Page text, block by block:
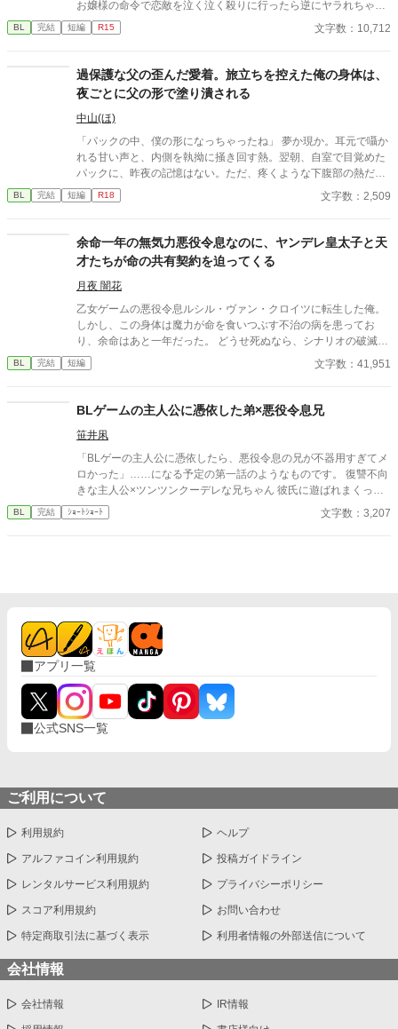
お嬢様の命令で恋敵を泣く泣く殺りに行ったら逆にヤラれちゃっ
た、ちょっとアホな子の話です。 （ムーンライトノベルにも掲載
しています）
BL 完結 短編 R15 文字数：10,712
過保護な父の歪んだ愛着。旅立ちを控えた俺の身体は、
夜ごとに父の形で塗り潰される
中山(ほ)
「パックの中、僕の形になっちゃったね」 夢か現か。耳元で囁か
れる甘い声と、内側を執拗に掻き回す熱。翌朝、自室で目覚めた
パックに、昨夜の記憶はない。ただ、疼くような下腹部の熱だけ
が残っていた。 相談しようと向かった相手こそが、自分を侵食し
ている張本人だとも知らずに、パックは父の部屋の扉を開く。 こ
BL 完結 短編 R18 文字数：2,509
余命一年の無気力悪役令息なのに、ヤンデレ皇太子と天
才たちが命の共有契約を迫ってくる
月夜 闇花
乙女ゲームの悪役令息ルシル・ヴァン・クロイツに転生した俺。
しかし、この身体は魔力が命を食いつぶす不治の病を患ってお
り、余命はあと一年だった。 どうせ死ぬなら、シナリオの破滅フ
ラグを回避し、誰の記憶にも残らず静かに消え去りたい。 そう願
って王太子アルフレッドに婚約破棄を申し出た。 ――だが、それ
るで死人のようだ。……婚約の破棄は認めない」 何も望まず、た
だ消えようとするルシルの儚げな諦観は、逆に攻略対象たちのド
ス黒い支配欲と執着に火をつけてしまう。 ヤンデレ王太子アルフ
レッドの圧倒的な拘束。 実直な騎士ガレッドの盲目的な献身。 天
才魔術師ノアの狂気的な探究。 ルシルが死の淵へ沈み込もうとし
たとき、三人は神の理に逆らう禁忌の魔術を実行する。 それは、
約』だった――。 「君はもう、どこへも行けない。永遠に、私た
BL 完結 短編 文字数：41,951
BLゲームの主人公に憑依した弟×悪役令息兄
笹井凩
「BLゲーの主人公に憑依したら、悪役令息の兄が不器用すぎてメ
ロかった」……になる予定の第一話のようなものです。 復讐不向
きな主人公×ツンツンクーデレな兄ちゃん 彼氏に遊ばれまくって
きた主人公が彼氏の遊び相手に殺され、転生後、今度こそ性格が
終わっている男共を粛清してやろうとするのに、情が湧いてなか
ませんでした。 今日までの短編公募に間に合わなかったため供
養。 プロットはあるので、ご好評でしたら続きも載せたいなと思
っております。 性癖の近しい方に刺されば、非常に嬉しいです。
いいね、ご感想大変励みになります。ありがとうございます。
BL 完結 ｼｮｰﾄｼｮｰﾄ 文字数：3,207
アプリ一覧
公式SNS一覧
ご利用について
利用規約 ヘルプ
アルファコイン利用規約 投稿ガイドライン
レンタルサービス利用規約 プライバシーポリシー
スコア利用規約 お問い合わせ
特定商取引法に基づく表示 利用者情報の外部送信について
会社情報
会社情報 IR情報